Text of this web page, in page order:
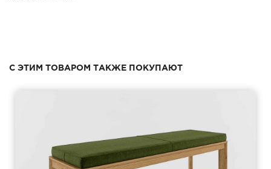
С ЭТИМ ТОВАРОМ ТАКЖЕ ПОКУПАЮТ